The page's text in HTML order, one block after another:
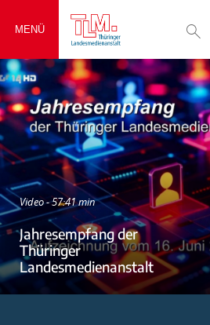
MENÜ
Video - 57:41 min
Jahresempfang der
Thüringer
Landesmedienanstalt